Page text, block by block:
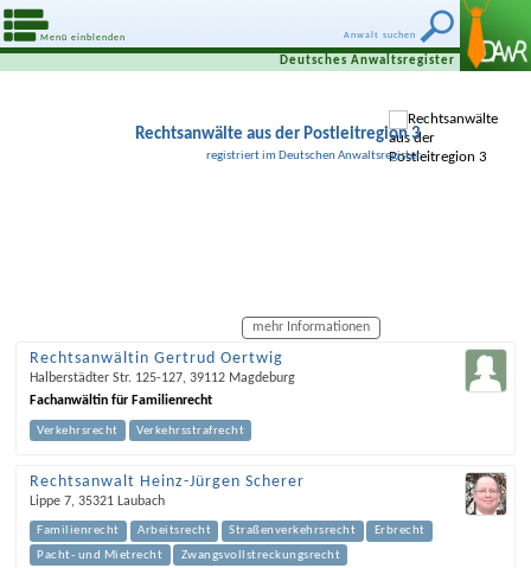
Anwalt suchen
Menü einblenden
Deutsches Anwaltsregister
Rechtsanwälte aus der Postleitregion 3
registriert im Deutschen Anwaltsregister
mehr Informationen
Rechtsanwältin Gertrud Oertwig
Halberstädter Str. 125-127, 39112 Magdeburg
Fachanwältin für Familienrecht
Verkehrsrecht Verkehrsstrafrecht
Rechtsanwalt Heinz-Jürgen Scherer
Lippe 7, 35321 Laubach
Familienrecht Arbeitsrecht Straßenverkehrsrecht
Erbrecht
Pacht- und Mietrecht
Zwangsvollstreckungsrecht